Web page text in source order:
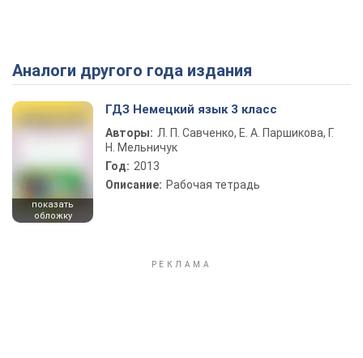
Play Video
Аналоги другого года издания
показать
обложку
ГДЗ Немецкий язык 3 класс
Авторы: Л. П. Савченко, Е. А. Паршикова, Г.
Н. Мельничук
Год: 2013
Описание: Рабочая тетрадь